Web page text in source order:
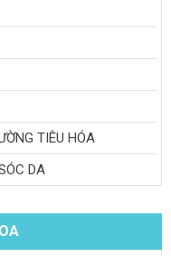
TIÊU HÓA
DA